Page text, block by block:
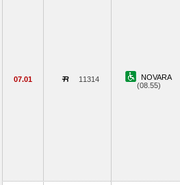
07.01 11314
NOVARA
(08.55)